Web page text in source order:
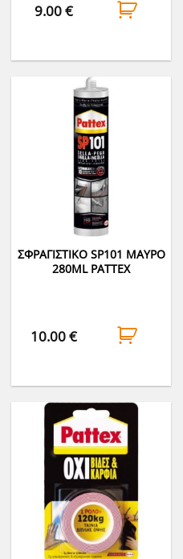
9.00€
ΣΦΡΑΓΙΣΤΙΚΟ SP101 ΜΑΥΡΟ
280ML PATTEX
10.00€